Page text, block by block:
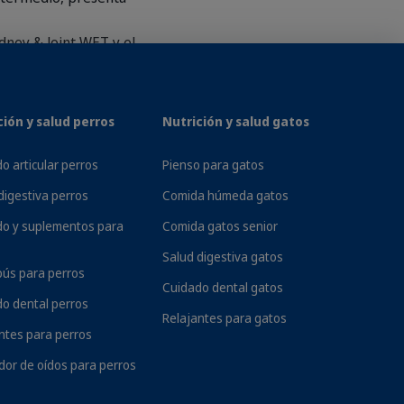
& Joint WET y el
disease studies. J
y salud perros
articular perros
perros
y suplementos para
para perros
dental perros
para perros
de oídos para perros
Nutrición y salud gatos
Pienso para gatos
Comida húmeda gatos
Comida gatos senior
Salud digestiva gatos
Cuidado dental gatos
Relajantes para gatos